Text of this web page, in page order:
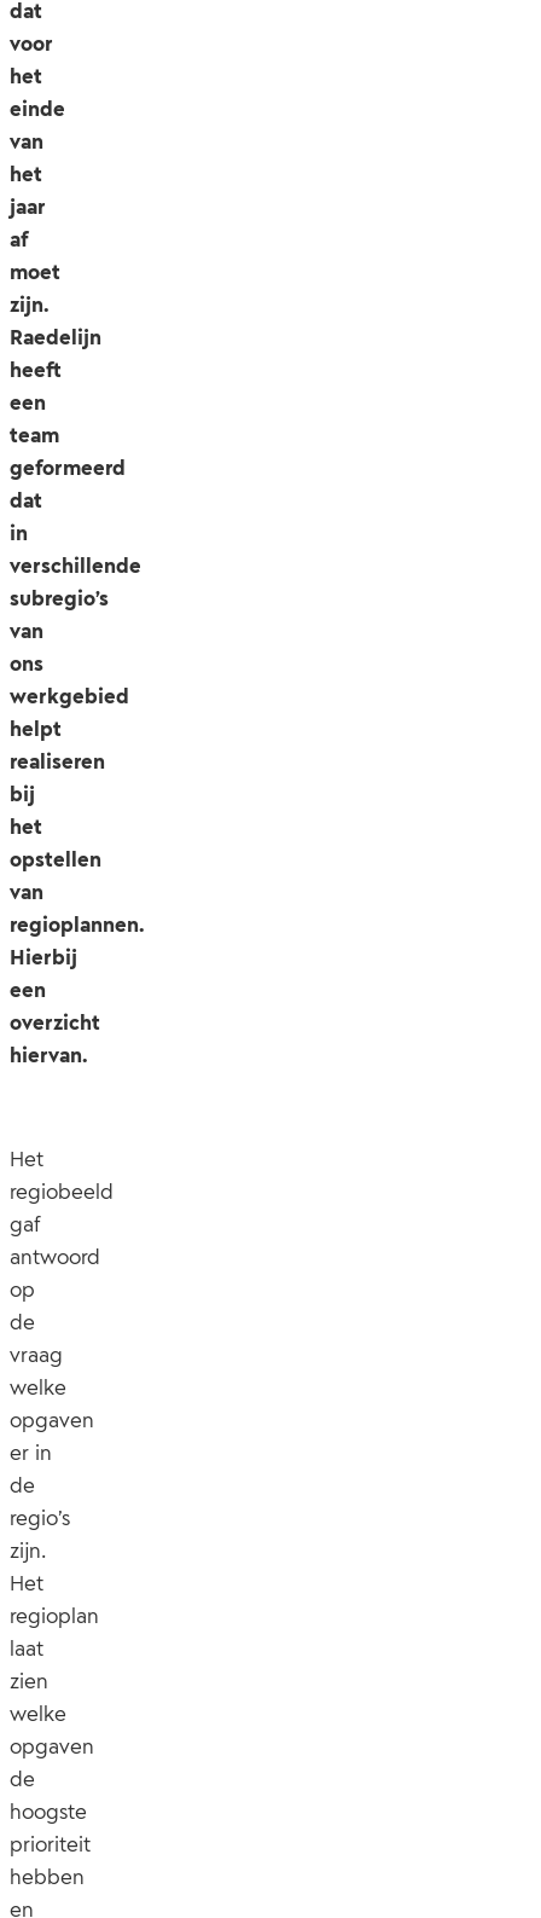
dat
voor
het
einde
van
het
jaar
af
moet
zijn.
Raedelijn
heeft
een
team
geformeerd
dat
in
verschillende
subregio’s
van
ons
werkgebied
helpt
realiseren
bij
het
opstellen
van
regioplannen.
Hierbij
een
overzicht
hiervan.
Het
regiobeeld
gaf
antwoord
op
de
vraag
welke
opgaven
er in
de
regio’s
zijn.
Het
regioplan
laat
zien
welke
opgaven
de
hoogste
prioriteit
hebben
en